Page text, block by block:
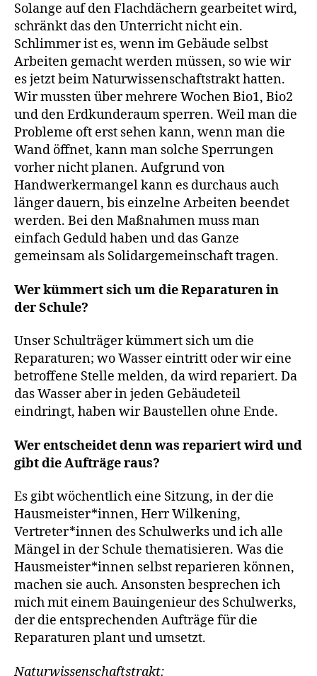
Solange auf den Flachdächern gearbeitet wird,
schränkt das den Unterricht nicht ein.
Schlimmer ist es, wenn im Gebäude selbst
Arbeiten gemacht werden müssen, so wie wir
es jetzt beim Naturwissenschaftstrakt hatten.
Wir mussten über mehrere Wochen Bio1, Bio2
und den Erdkunderaum sperren. Weil man die
Probleme oft erst sehen kann, wenn man die
Wand öffnet, kann man solche Sperrungen
vorher nicht planen. Aufgrund von
Handwerkermangel kann es durchaus auch
länger dauern, bis einzelne Arbeiten beendet
werden. Bei den Maßnahmen muss man
einfach Geduld haben und das Ganze
gemeinsam als Solidargemeinschaft tragen.
Wer kümmert sich um die Reparaturen in
der Schule?
Unser Schulträger kümmert sich um die
Reparaturen; wo Wasser eintritt oder wir eine
betroffene Stelle melden, da wird repariert. Da
das Wasser aber in jeden Gebäudeteil
eindringt, haben wir Baustellen ohne Ende.
Wer entscheidet denn was repariert wird und
gibt die Aufträge raus?
Es gibt wöchentlich eine Sitzung, in der die
Hausmeister*innen, Herr Wilkening,
Vertreter*innen des Schulwerks und ich alle
Mängel in der Schule thematisieren. Was die
Hausmeister*innen selbst reparieren können,
machen sie auch. Ansonsten besprechen ich
mich mit einem Bauingenieur des Schulwerks,
der die entsprechenden Aufträge für die
Reparaturen plant und umsetzt.
Naturwissenschaftstrakt: